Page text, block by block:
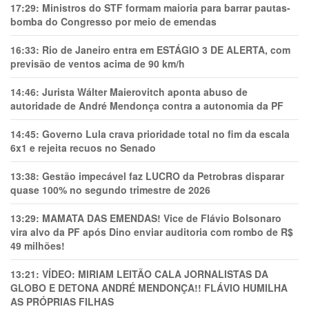
17:29: Ministros do STF formam maioria para barrar pautas-
bomba do Congresso por meio de emendas
16:33: Rio de Janeiro entra em ESTÁGIO 3 DE ALERTA, com
previsão de ventos acima de 90 km/h
14:46: Jurista Wálter Maierovitch aponta abuso de
autoridade de André Mendonça contra a autonomia da PF
14:45: Governo Lula crava prioridade total no fim da escala
6x1 e rejeita recuos no Senado
13:38: Gestão impecável faz LUCRO da Petrobras disparar
quase 100% no segundo trimestre de 2026
13:29: MAMATA DAS EMENDAS! Vice de Flávio Bolsonaro
vira alvo da PF após Dino enviar auditoria com rombo de R$
49 milhões!
13:21: VÍDEO: MIRIAM LEITÃO CALA JORNALISTAS DA
GLOBO E DETONA ANDRÉ MENDONÇA!! FLÁVIO HUMILHA
AS PRÓPRIAS FILHAS